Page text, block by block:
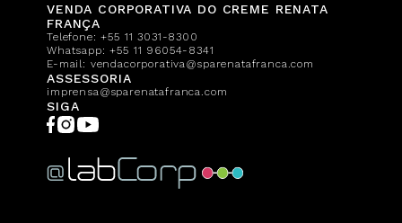
VENDA CORPORATIVA DO CREME RENATA
FRANÇA
Telefone:+55 11 3031-8300
Whatsapp:+55 11 96054-8341
E-mail: vendacorporativa@sparenatafranca.com
ASSESSORIA
imprensa@sparenatafranca.com
SIGA